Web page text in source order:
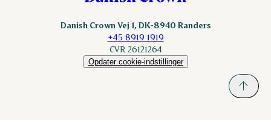
Danish Crown Vej 1, DK-8940 Randers
+45 8919 1919
CVR 26121264
Opdater cookie-indstillinger